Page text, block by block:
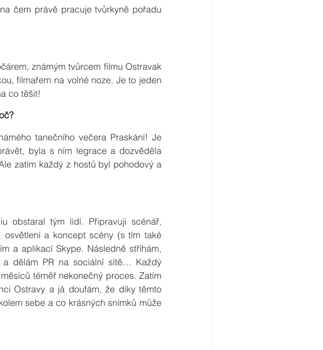
čem právě pracuje tvůrkyně pořadu
známým tvůrcem filmu Ostravak
filmařem na volné noze. Je to jeden
co těšit!
tanečního večera Praskání! Je
byla s ním legrace a dozvěděla
zatím každý z hostů byl pohodový a
obstaral tým lidí. Připravuji scénář,
osvětlení a koncept scény (s tím také
a aplikací Skype. Následně stříhám,
a dělám PR na sociální sítě… Každý
téměř nekonečný proces. Zatím
Ostravy a já doufám, že díky těmto
sebe a co krásných snímků může